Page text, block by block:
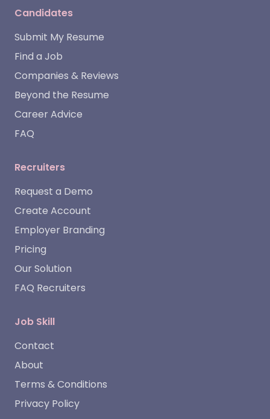
Candidates
Submit My Resume
Find a Job
Companies & Reviews
Beyond the Resume
Career Advice
FAQ
Recruiters
Request a Demo
Create Account
Employer Branding
Pricing
Our Solution
FAQ Recruiters
Job Skill
Contact
About
Terms & Conditions
Privacy Policy